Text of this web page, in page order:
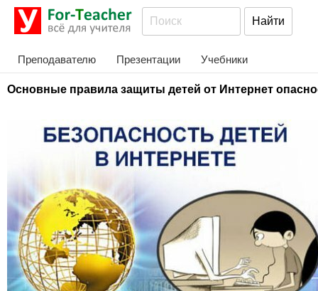
Преподавателю Презентации Учебники
Основные правила защиты детей от Интернет